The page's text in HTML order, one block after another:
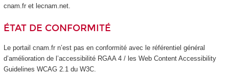
cnam.fr et lecnam.net.
ÉTAT DE CONFORMITÉ
Le portail cnam.fr n’est pas en conformité avec le référentiel général
d’amélioration de l’accessibilité RGAA 4 / les Web Content Accessibility
Guidelines WCAG 2.1 du W3C.